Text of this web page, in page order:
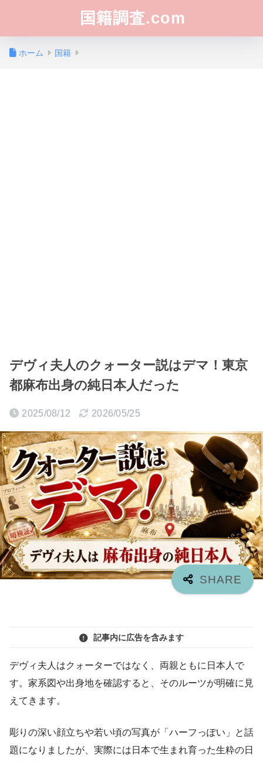
国籍調査.com
ホーム 国籍
デヴィ夫人のクォーター説はデマ！東京
都麻布出身の純日本人だった
2025/08/12 2026/05/25
記事内に広告を含みます
デヴィ夫人はクォーターではなく、両親ともに日本人で
す。家系図や出身地を確認すると、そのルーツが明確に見
えてきます。
彫りの深い顔立ちや若い頃の写真が「ハーフっぽい」と話
題になりましたが、実際には日本で生まれ育った生粋の日